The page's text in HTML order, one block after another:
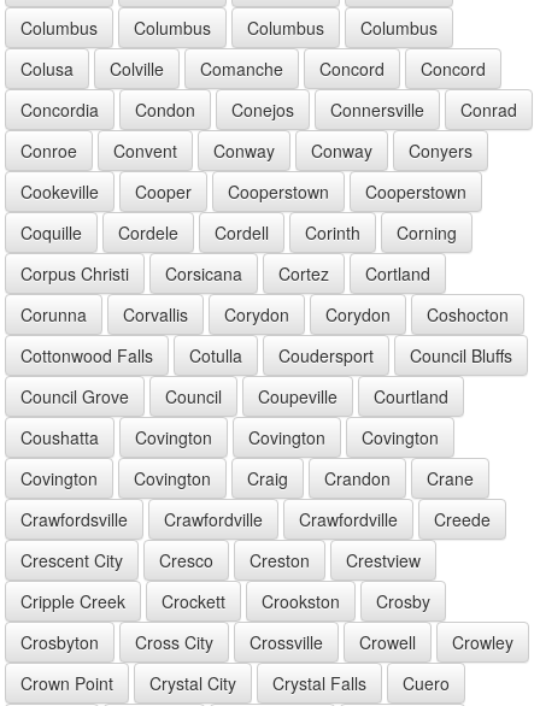
Columbus
Columbus Columbus
Columbus
Colusa
Colville Comanche Concord
Concord
Concordia
Condon Conejos Connersville
Conrad
Conroe
Convent Conway Conway
Conyers
Cookeville
Cooper Cooperstown
Cooperstown
Coquille
Cordele Cordell Corinth
Corning
Corpus Christi
Corsicana Cortez
Cortland
Corunna
Corvallis Corydon Corydon
Coshocton
Cottonwood Falls
Cotulla Coudersport
Council Bluffs
Council Grove
Council Coupeville
Courtland
Coushatta
Covington Covington
Covington
Covington
Covington Craig Crandon
Crane
Crawfordsville
Crawfordville Crawfordville
Creede
Crescent City
Cresco Creston
Crestview
Cripple Creek
Crockett Crookston
Crosby
Crosbyton
Cross City Crossville Crowell
Crowley
Crown Point
Crystal City Crystal Falls
Cuero